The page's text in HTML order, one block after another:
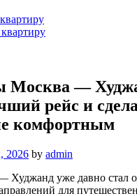
Москва —
рейс и
комфортным
2026 by admin
уже давно стал
для